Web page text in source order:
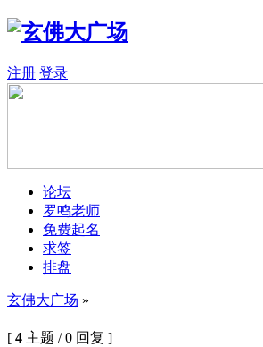
注册 登录
论坛
罗鸣老师
免费起名
求签
排盘
玄佛大广场 »
[ 4 主题 / 0 回复 ]